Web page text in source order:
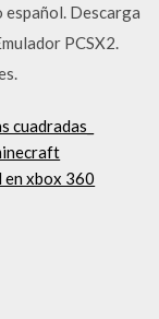
Descarga
PCSX2.
cuadradas_
en xbox 360